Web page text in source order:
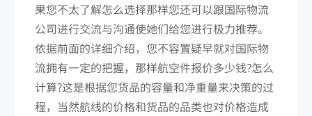
果您不太了解怎么选择那样您还可以跟国际物流
公司进行交流与沟通使她们给您进行极力推荐。
依据前面的详细介绍，您不容置疑早就对国际物
流拥有一定的把握，那样航空件报价多少钱?怎么
计算?这是根据您货品的容量和净重量来决策的过
程，当然航线的价格和货品的品类也对价格造成